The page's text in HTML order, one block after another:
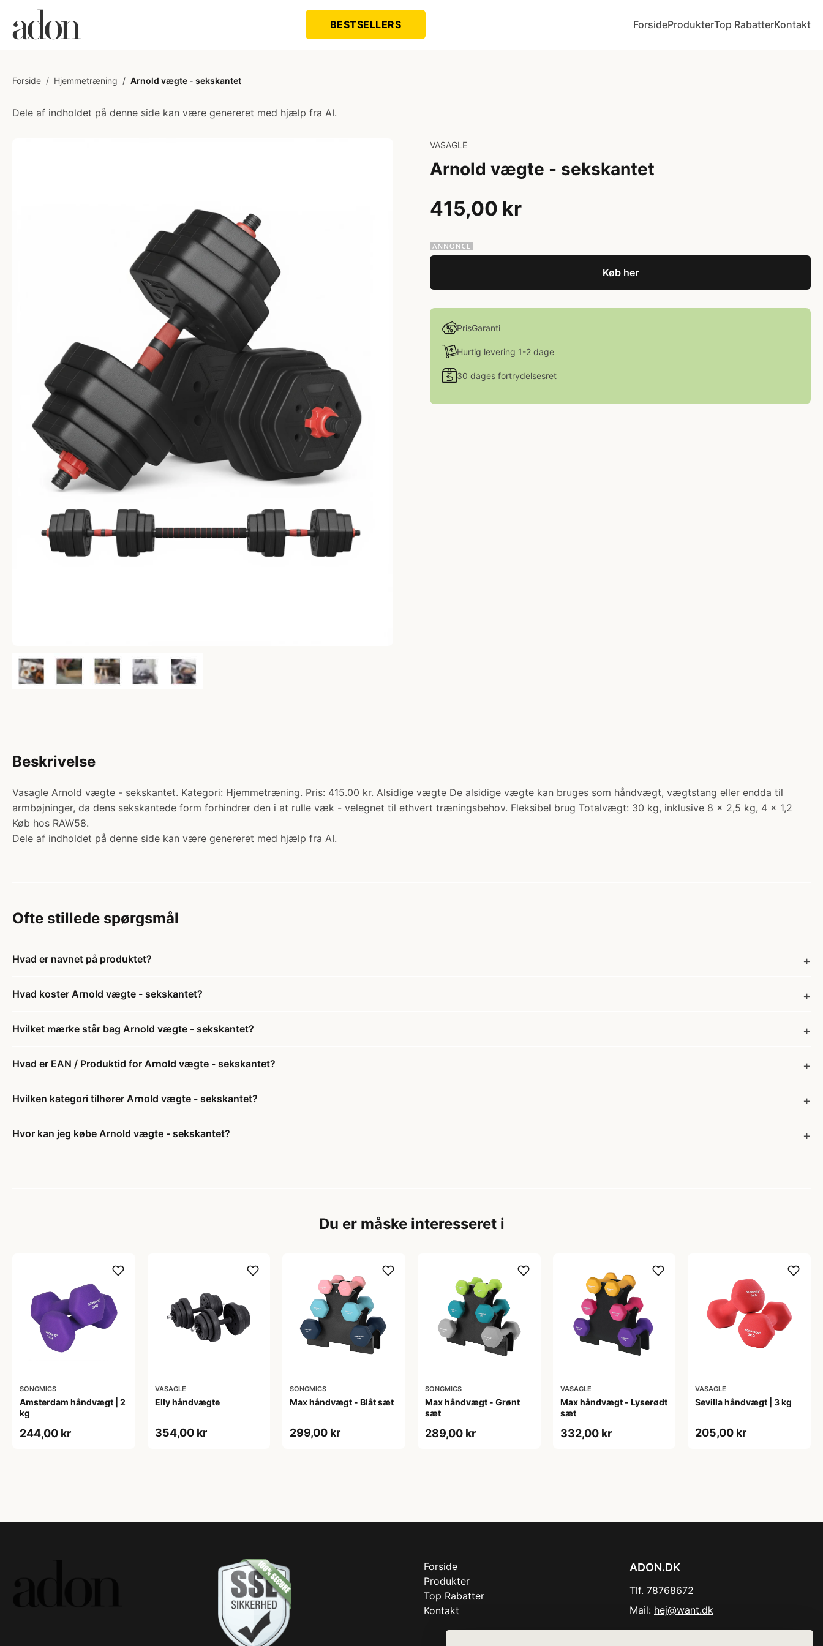
BESTSELLERS ForsideProdukterTop RabatterKontakt
Forside / Hjemmetræning / Arnold vægte - sekskantet
Dele af indholdet på denne side kan være genereret med hjælp fra AI.
VASAGLE
Arnold vægte - sekskantet
415,00 kr
Køb her
PrisGaranti
Hurtig levering 1-2 dage
30 dages fortrydelsesret
Beskrivelse
Vasagle Arnold vægte - sekskantet. Kategori: Hjemmetræning. Pris: 415.00 kr. Alsidige vægte De alsidige vægte kan bruges som håndvægt, vægtstang eller endda til
armbøjninger, da dens sekskantede form forhindrer den i at rulle væk - velegnet til ethvert træningsbehov. Fleksibel brug Totalvægt: 30 kg, inklusive 8 x 2,5 kg, 4 x 1,2
Køb hos RAW58.
Dele af indholdet på denne side kan være genereret med hjælp fra AI.
Ofte stillede spørgsmål
Hvad er navnet på produktet?
Hvad koster Arnold vægte - sekskantet?
Hvilket mærke står bag Arnold vægte - sekskantet?
Hvad er EAN / Produktid for Arnold vægte - sekskantet?
Hvilken kategori tilhører Arnold vægte - sekskantet?
Hvor kan jeg købe Arnold vægte - sekskantet?
Du er måske interesseret i
SONGMICS
Amsterdam håndvægt | 2
kg
244,00 kr
VASAGLE
Elly håndvægte
354,00 kr
SONGMICS
Max håndvægt - Blåt sæt
299,00 kr
SONGMICS
Max håndvægt - Grønt
sæt
289,00 kr
VASAGLE
Max håndvægt - Lyserødt
sæt
332,00 kr
VASAGLE
Sevilla håndvægt | 3 kg
205,00 kr
Forside
Produkter
Top Rabatter
Kontakt
ADON.DK
Tlf. 78768672
Mail: hej@want.dk